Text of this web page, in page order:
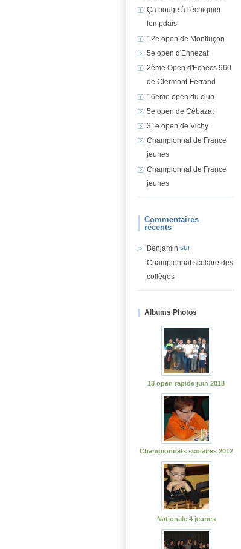
Ça bouge à l'échiquier
lempdais
12e open de Montluçon
5e open d'Ennezat
2ème Open d'Echecs 960
de Clermont-Ferrand
16eme open du club
5e open de Cébazat
31e open de Vichy
Championnat de France
jeunes
Championnat de France
jeunes
Commentaires
récents
Benjamin sur
Championnat scolaire des
collèges
Albums Photos
13 open rapide juin 2018
Championnats scolaires 2012
Nationale 4 jeunes